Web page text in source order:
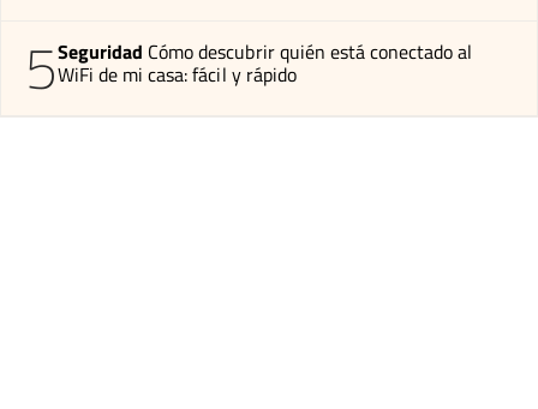
5Seguridad Cómo descubrir quién está conectado al
WiFi de mi casa: fácil y rápido